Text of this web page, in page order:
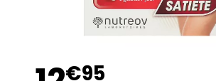
€95